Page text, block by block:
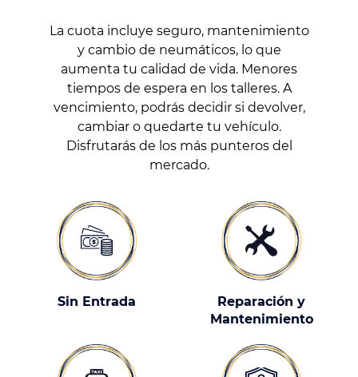
La cuota incluye seguro, mantenimiento
y cambio de neumáticos, lo que
aumenta tu calidad de vida. Menores
tiempos de espera en los talleres. A
vencimiento, podrás decidir si devolver,
cambiar o quedarte tu vehículo.
Disfrutarás de los más punteros del
mercado.
Sin Entrada
Reparación y
Mantenimiento